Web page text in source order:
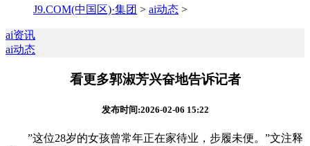
J9.COM(中国区)·集团 > ai动态 >
ai资讯
ai动态
看更多郭淑芳兴奋地告诉记者
发布时间:2026-02-06 15:22
”这位28岁的女孩曾常年正在家待业，步履未便。”文注释